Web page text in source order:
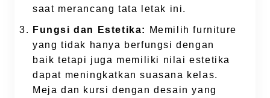
saat merancang tata letak ini.
Fungsi dan Estetika:
Memilih furniture
yang tidak hanya berfungsi dengan
baik tetapi juga memiliki nilai estetika
dapat meningkatkan suasana kelas.
Meja dan kursi dengan desain yang